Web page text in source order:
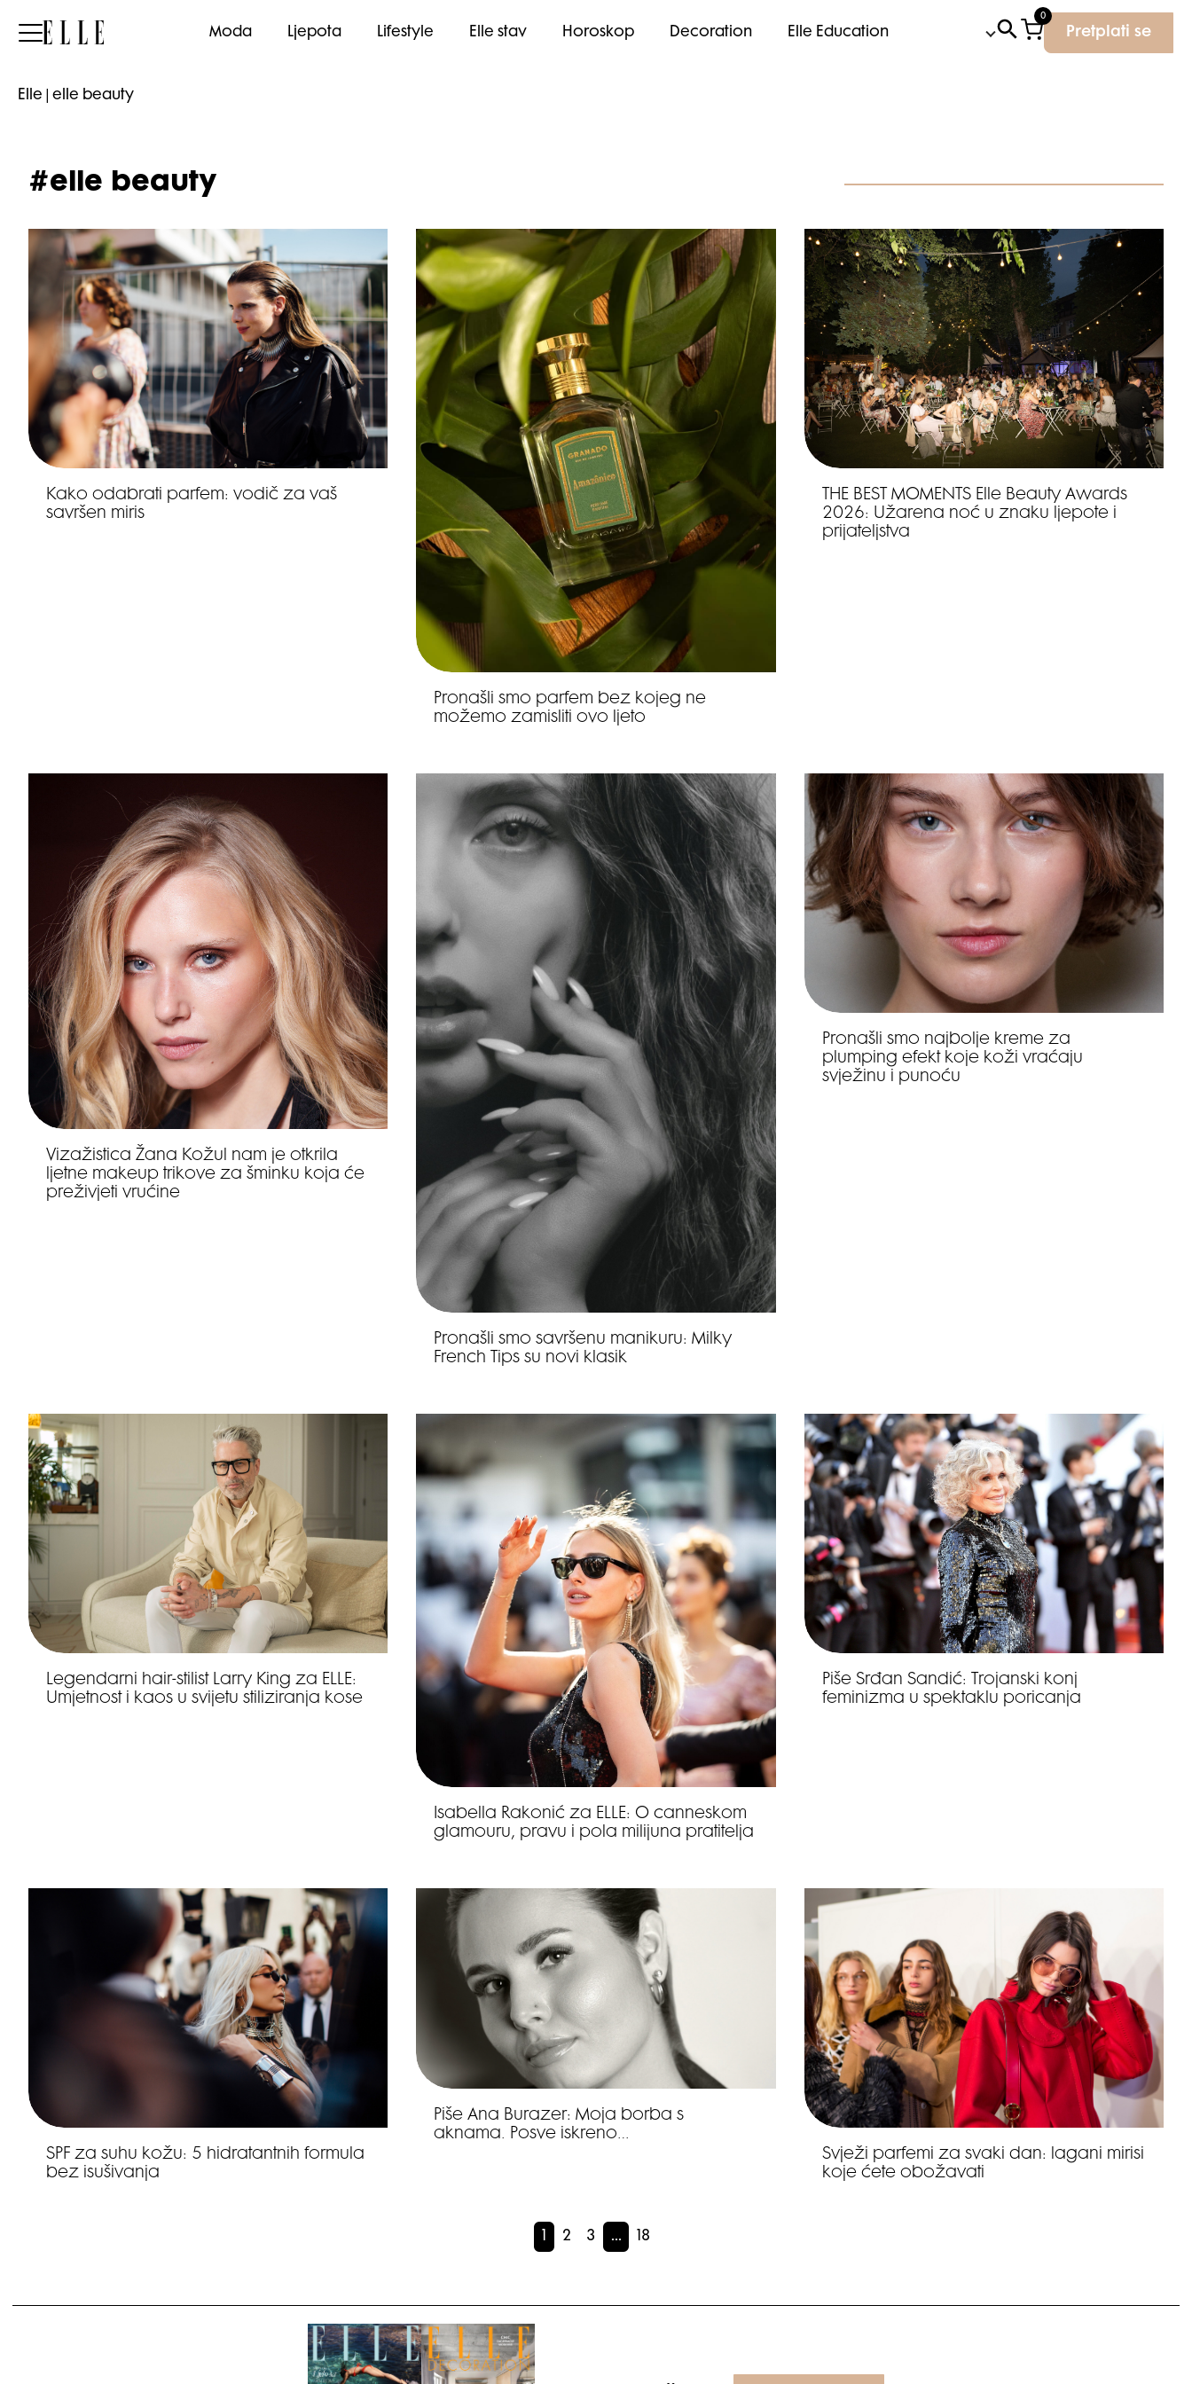
Elle Moda Ljepota Lifestyle Elle stav Horoskop Decoration Elle Education
0
Pretplati se
Elle elle beauty
#elle beauty
Kako odabrati parfem: vodič za vaš
savršen miris
Pronašli smo parfem bez kojeg ne
možemo zamisliti ovo ljeto
THE BEST MOMENTS Elle Beauty Awards
2026: Užarena noć u znaku ljepote i
prijateljstva
Vizažistica Žana Kožul nam je otkrila
ljetne makeup trikove za šminku koja će
preživjeti vrućine
Pronašli smo savršenu manikuru: Milky
French Tips su novi klasik
Pronašli smo najbolje kreme za
plumping efekt koje koži vraćaju
svježinu i punoću
Legendarni hair-stilist Larry King za ELLE:
Umjetnost i kaos u svijetu stiliziranja kose
Isabella Rakonić za ELLE: O canneskom
glamouru, pravu i pola milijuna pratitelja
Piše Srđan Sandić: Trojanski konj
feminizma u spektaklu poricanja
SPF za suhu kožu: 5 hidratantnih formula
bez isušivanja
Piše Ana Burazer: Moja borba s
aknama. Posve iskreno…
Svježi parfemi za svaki dan: lagani mirisi
koje ćete obožavati
2 3 … 18